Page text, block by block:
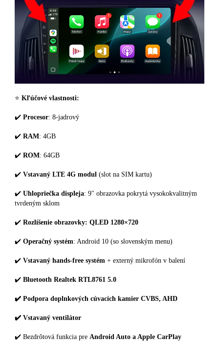
⭐️ Kľúčové vlastnosti:
✔️ Procesor: 8-jadrový
✔️ RAM: 4GB
✔️ ROM: 64GB
✔️ Vstavaný LTE 4G modul (slot na SIM kartu)
✔️ Uhlopriečka displeja: 9″ obrazovka pokrytá vysokokvalitným
tvrdeným sklom
✔️ Rozlíšenie obrazovky: QLED 1280×720
✔️ Operačný systém: Android 10 (so slovenským menu)
✔️ Vstavaný hands-free systém + externý mikrofón v balení
✔️ Bluetooth Realtek RTL8761 5.0
✔️ Podpora doplnkových cúvacích kamier CVBS, AHD
✔️ Vstavaný ventilátor
✔️ Bezdrôtová funkcia pre Android Auto a Apple CarPlay